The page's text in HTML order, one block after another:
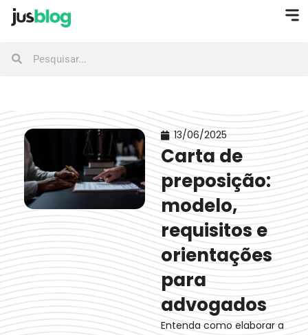
13/06/2025
Carta de
preposição:
modelo,
requisitos e
orientações
para
advogados
Entenda como elaborar a